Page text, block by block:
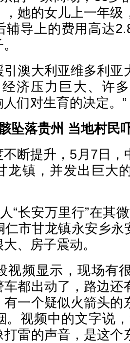
，她的女儿上一年
辅导上的费用高达
引澳大利亚维多利
济压力巨大、许
们对生育的决定。”
坠落贵州 当地村民
断提升，5月7日，
龙镇，并发出巨大
“长安万里行”在其
仁市甘龙镇永安乡永
、房子震动。
视频显示，现场有
都出动了，路边还
有一个疑似火箭头的
。视频中的文字说
雷的声音，是这个